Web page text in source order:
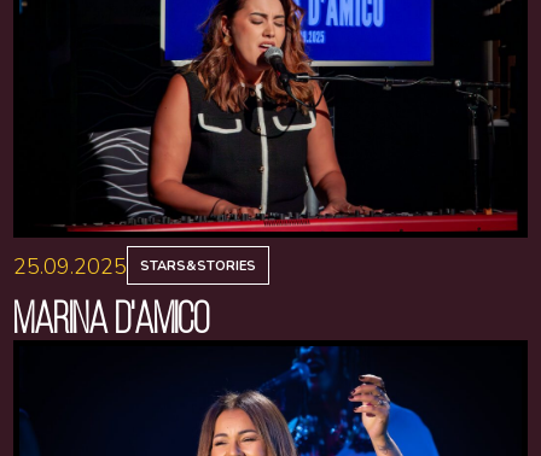
25.09.2025 STARS&STORIES
MARINA D'AMICO